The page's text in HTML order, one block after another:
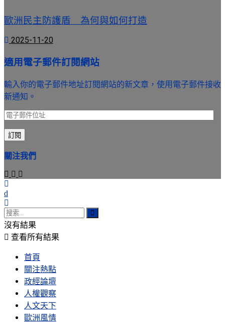
歐洲民主防護盾 為何與如何打造
2025-11-20
適用電子郵件訂閱網站
輸入你的電子郵件地址訂閱網站的新文章，使用電子郵件接收
新通知。
電
子
郵
件
址
訂閱
關注我們
沒有結果
查看所有結果
首頁
關注熱點
政經論壇
人權觀察
人文天下
歐洲風情